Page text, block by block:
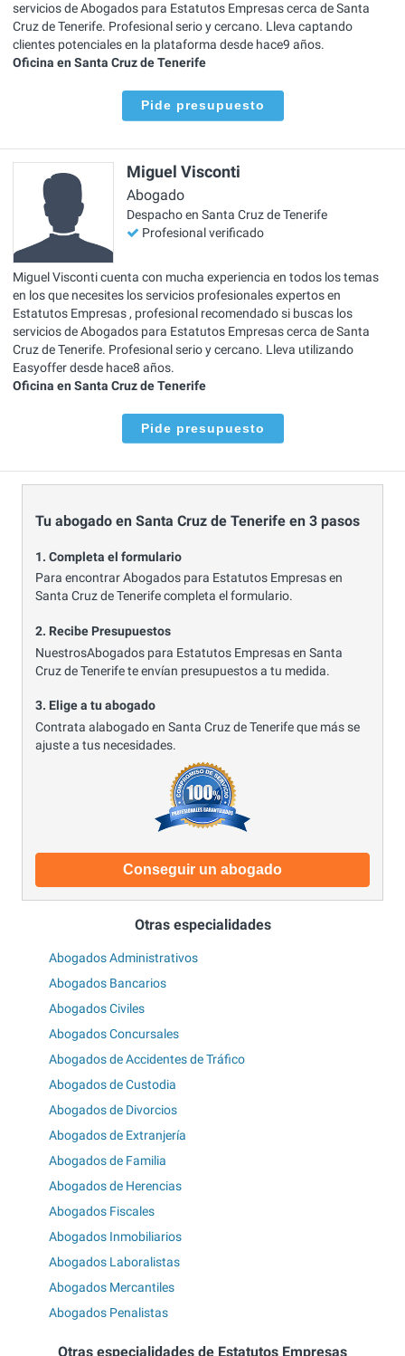
servicios de Abogados para Estatutos Empresas cerca de Santa
Cruz de Tenerife. Profesional serio y cercano. Lleva captando
clientes potenciales en la plataforma desde hace9 años.
Oficina en Santa Cruz de Tenerife
Pide presupuesto
Miguel Visconti
Abogado
Despacho en Santa Cruz de Tenerife
Profesional verificado
Miguel Visconti cuenta con mucha experiencia en todos los temas
en los que necesites los servicios profesionales expertos en
Estatutos Empresas , profesional recomendado si buscas los
servicios de Abogados para Estatutos Empresas cerca de Santa
Cruz de Tenerife. Profesional serio y cercano. Lleva utilizando
Easyoffer desde hace8 años.
Oficina en Santa Cruz de Tenerife
Pide presupuesto
Tu abogado en Santa Cruz de Tenerife en 3 pasos
1. Completa el formulario
Para encontrar Abogados para Estatutos Empresas en
Santa Cruz de Tenerife completa el formulario.
2. Recibe Presupuestos
NuestrosAbogados para Estatutos Empresas en Santa
Cruz de Tenerife te envían presupuestos a tu medida.
3. Elige a tu abogado
Contrata alabogado en Santa Cruz de Tenerife que más se
ajuste a tus necesidades.
Conseguir un abogado
Otras especialidades
Abogados Administrativos
Abogados Bancarios
Abogados Civiles
Abogados Concursales
Abogados de Accidentes de Tráfico
Abogados de Custodia
Abogados de Divorcios
Abogados de Extranjería
Abogados de Familia
Abogados de Herencias
Abogados Fiscales
Abogados Inmobiliarios
Abogados Laboralistas
Abogados Mercantiles
Abogados Penalistas
Otras especialidades de Estatutos Empresas